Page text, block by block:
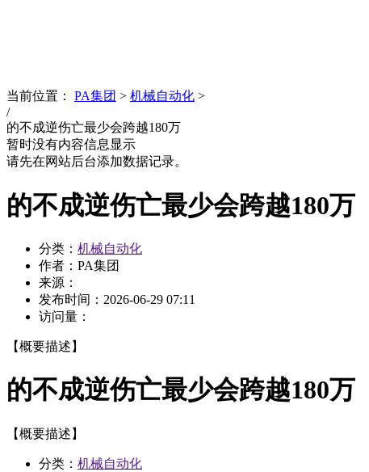
当前位置： PA集团 > 机械自动化 >
/
的不成逆伤亡最少会跨越180万
暂时没有内容信息显示
请先在网站后台添加数据记录。
的不成逆伤亡最少会跨越180万
分类： 机械自动化
作者：PA集团
来源：
发布时间： 2026-06-29 07:11
访问量：
【概要描述】
的不成逆伤亡最少会跨越180万
【概要描述】
分类： 机械自动化